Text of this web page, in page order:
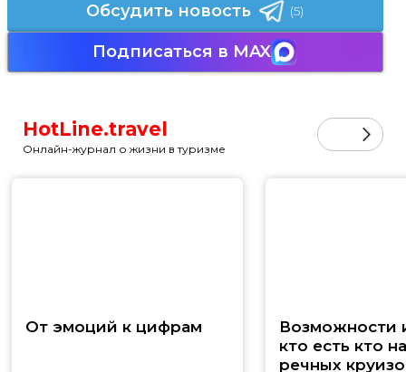
Обсудить новость (5)
Подписаться в MAX
HotLine.travel
Онлайн-журнал о жизни в туризме
От эмоций к цифрам
Возможности
кто есть кто
речных